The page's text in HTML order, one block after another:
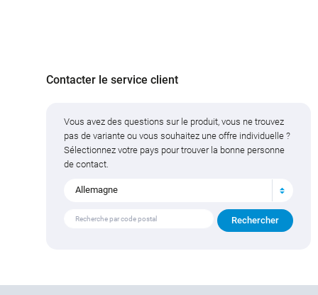
Contacter le service client
Vous avez des questions sur le produit, vous ne trouvez
pas de variante ou vous souhaitez une offre individuelle ?
Sélectionnez votre pays pour trouver la bonne personne
de contact.
Allemagne